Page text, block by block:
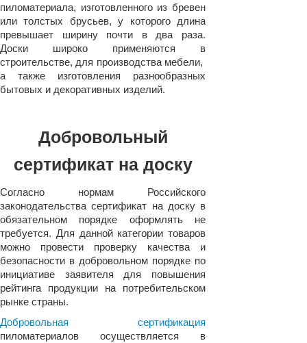
пиломатериала, изготовленного из бревен
или толстых брусьев, у которого длина
превышает ширину почти в два раза.
Доски широко применяются в
строительстве, для производства мебели,
а также изготовления разнообразных
бытовых и декоративных изделий.
Добровольный
сертификат на доску
Согласно нормам Российского
законодательства сертификат на доску в
обязательном порядке оформлять не
требуется. Для данной категории товаров
можно провести проверку качества и
безопасности в добровольном порядке по
инициативе заявителя для повышения
рейтинга продукции на потребительском
рынке страны.
Добровольная сертификация
пиломатериалов осуществляется в